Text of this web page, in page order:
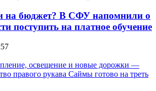
на бюджет? В СФУ напомнили о
поступить на платное обучение